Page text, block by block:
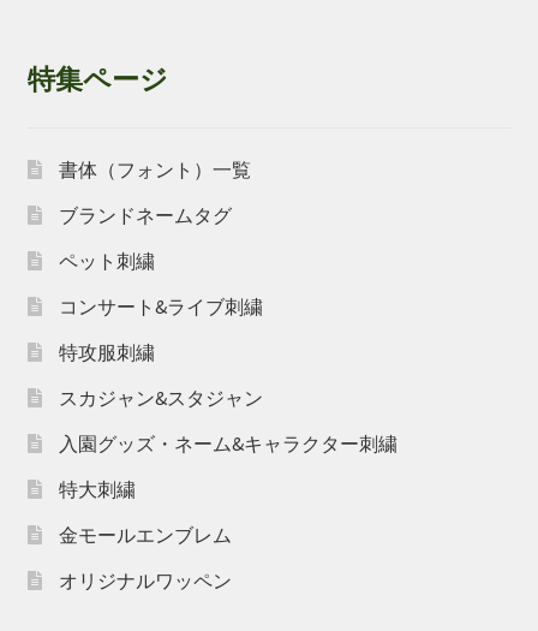
特集ページ
書体（フォント）一覧
ブランドネームタグ
ペット刺繍
コンサート&ライブ刺繍
特攻服刺繍
スカジャン&スタジャン
入園グッズ・ネーム&キャラクター刺繍
特大刺繍
金モールエンブレム
オリジナルワッペン